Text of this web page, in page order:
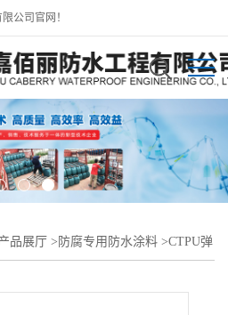
公司官网！
品展厅 > 防腐专用防水涂料 >CTPU弹